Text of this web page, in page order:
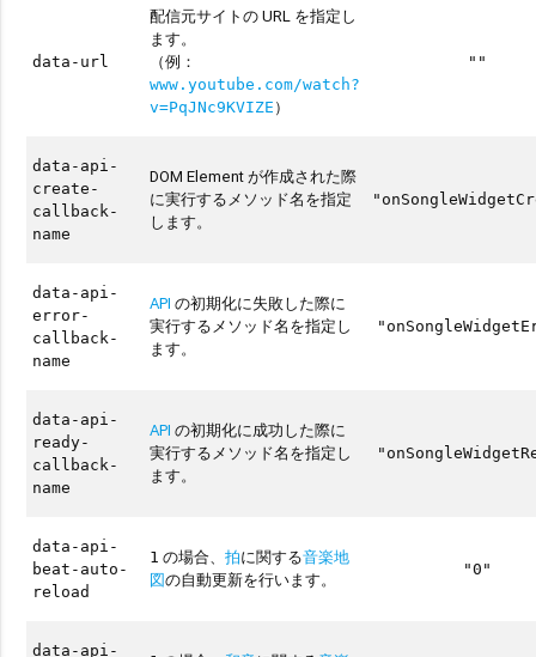
data-url
配信元サイトの URL を指定し
ます。
（例：
www.youtube.com/watch?
v=PqJNc9KVIZE ）
""
data-api-
create-
callback-
name
DOM Element が作成された際
に実行するメソッド名を指定
します。
data-api-
error-
callback-
name
API の初期化に失敗した際に
実行するメソッド名を指定し
ます。
data-api-
ready-
callback-
name
API の初期化に成功した際に
実行するメソッド名を指定し
ます。
data-api-
beat-auto-
reload
1 の場合、拍に関する音楽地
図の自動更新を行います。
"0"
data-api-